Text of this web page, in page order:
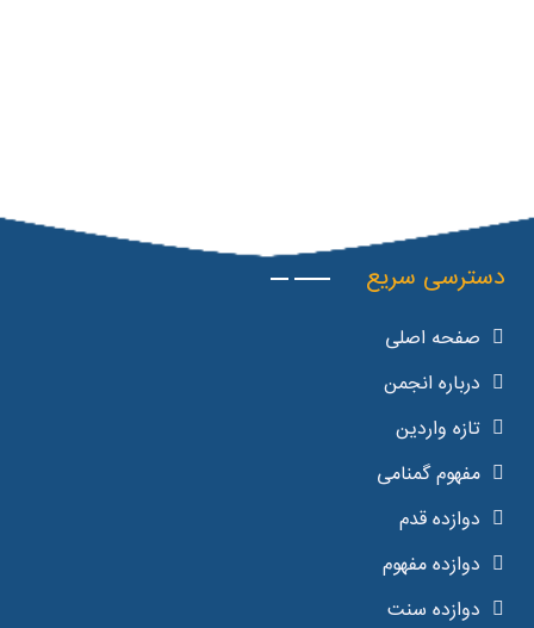
دسترسی سریع
صفحه اصلی
درباره انجمن
تازه واردین
مفهوم گمنامی
دوازده قدم
دوازده مفهوم
دوازده سنت